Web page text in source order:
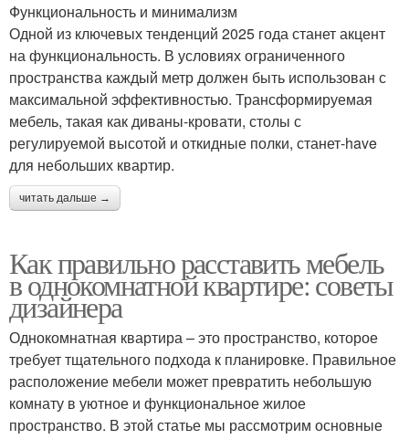
Функциональность и минимализм
Одной из ключевых тенденций 2025 года станет акцент
на функциональность. В условиях ограниченного
пространства каждый метр должен быть использован с
максимальной эффективностью. Трансформируемая
мебель, такая как диваны-кровати, столы с
регулируемой высотой и откидные полки, станет-have
для небольших квартир.
читать дальше →
Как правильно расставить мебель
в однокомнатной квартире: советы
дизайнера
Однокомнатная квартира – это пространство, которое
требует тщательного подхода к планировке. Правильное
расположение мебели может превратить небольшую
комнату в уютное и функциональное жилое
пространство. В этой статье мы рассмотрим основные